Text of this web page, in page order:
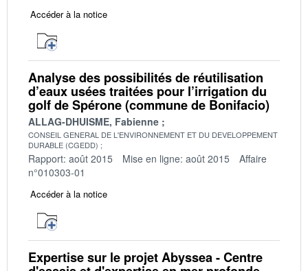
Accéder à la notice
Analyse des possibilités de réutilisation
d’eaux usées traitées pour l’irrigation du
golf de Spérone (commune de Bonifacio)
ALLAG-DHUISME, Fabienne
CONSEIL GENERAL DE L'ENVIRONNEMENT ET DU DEVELOPPEMENT
DURABLE (CGEDD)
Rapport: août 2015 Mise en ligne: août 2015
Affaire
n°010303-01
Accéder à la notice
Expertise sur le projet Abyssea - Centre